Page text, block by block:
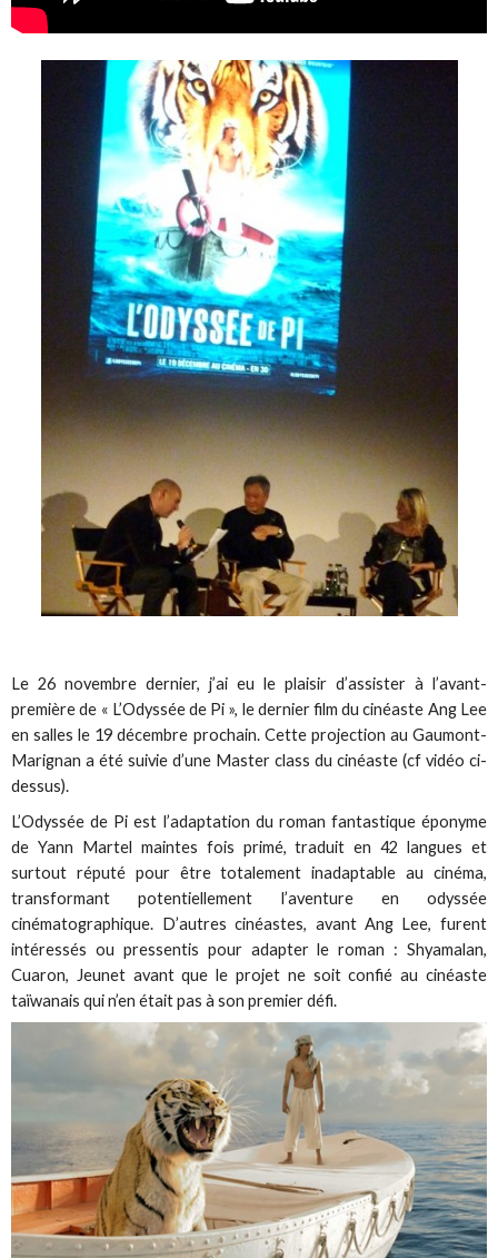
Le 26 novembre dernier, j’ai eu le plaisir d’assister à l’avant-
première de « L’Odyssée de Pi », le dernier film du cinéaste Ang Lee
en salles le 19 décembre prochain. Cette projection au Gaumont-
Marignan a été suivie d’une Master class du cinéaste (cf vidéo ci-
dessus).
L’Odyssée de Pi est l’adaptation du roman fantastique éponyme
de Yann Martel maintes fois primé, traduit en 42 langues et
surtout réputé pour être totalement inadaptable au cinéma,
transformant potentiellement l’aventure en odyssée
cinématographique. D’autres cinéastes, avant Ang Lee, furent
intéressés ou pressentis pour adapter le roman : Shyamalan,
Cuaron, Jeunet avant que le projet ne soit confié au cinéaste
taïwanais qui n’en était pas à son premier défi.